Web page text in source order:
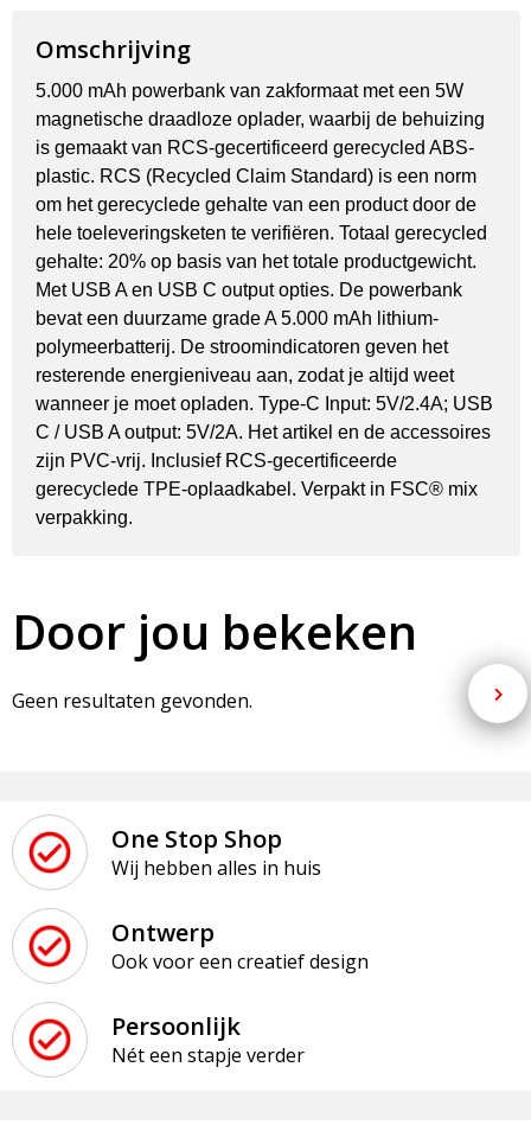
Omschrijving
5.000 mAh powerbank van zakformaat met een 5W
magnetische draadloze oplader, waarbij de behuizing
is gemaakt van RCS-gecertificeerd gerecycled ABS-
plastic. RCS (Recycled Claim Standard) is een norm
om het gerecyclede gehalte van een product door de
hele toeleveringsketen te verifiëren. Totaal gerecycled
gehalte: 20% op basis van het totale productgewicht.
Met USB A en USB C output opties. De powerbank
bevat een duurzame grade A 5.000 mAh lithium-
polymeerbatterij. De stroomindicatoren geven het
resterende energieniveau aan, zodat je altijd weet
wanneer je moet opladen. Type-C Input: 5V/2.4A; USB
C / USB A output: 5V/2A. Het artikel en de accessoires
zijn PVC-vrij. Inclusief RCS-gecertificeerde
gerecyclede TPE-oplaadkabel. Verpakt in FSC® mix
verpakking.
Door jou bekeken
Geen resultaten gevonden.
One Stop Shop
Wij hebben alles in huis
Ontwerp
Ook voor een creatief design
Persoonlijk
Nét een stapje verder